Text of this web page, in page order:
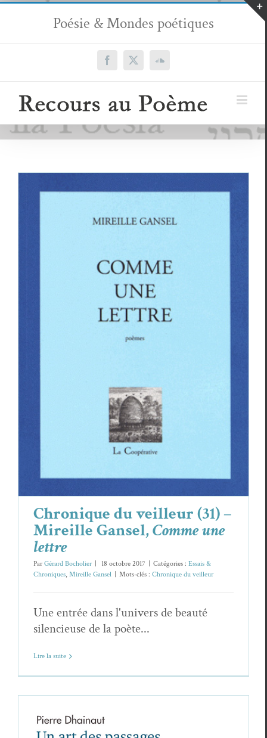
Passer
contenu
Poésie & Mondes poétiques
Facebook
X SoundCloud
Chronique du veilleur (31) – Mireille
Chronique du veilleur (31) –
Mireille Gansel,Comme une
lettre
ParGérard Bocholier 18 octobre 2017 Catégories : Essais &
Chroniques, Mireille Gansel Mots-clés : Chronique du veilleur
Une entrée dans l'univers de beauté
silencieuse de la poète...
Lire la suite